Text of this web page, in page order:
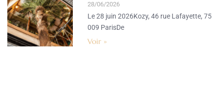
28/06/2026
Le 28 juin 2026Kozy, 46 rue Lafayette, 75
009 ParisDe
Voir »